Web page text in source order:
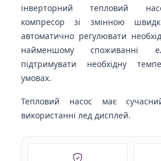
інверторний тепловий
компресор зі змінною
автоматично регулювати
найменшому споживанні
підтримувати необхідну
умовах.
Тепловий насос має
використанні лед дисплей.